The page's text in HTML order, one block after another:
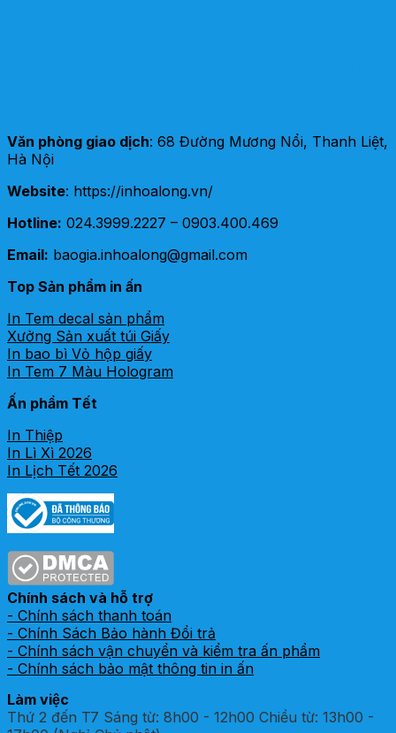
Văn phòng giao dịch: 68 Đường Mương Nổi, Thanh Liệt,
Hà Nội
Website: https://inhoalong.vn/
Hotline: 024.3999.2227 – 0903.400.469
Email: baogia.inhoalong@gmail.com
Top Sản phẩm in ấn
In Tem decal sản phẩm
Xưởng Sản xuất túi Giấy
In bao bì Vỏ hộp giấy
In Tem 7 Màu Hologram
Ấn phẩm Tết
In Thiệp
In Lì Xì 2026
In Lịch Tết 2026
Chính sách và hỗ trợ
- Chính sách thanh toán
- Chính Sách Bảo hành Đổi trả
- Chính sách vận chuyển và kiểm tra ấn phẩm
- Chính sách bảo mật thông tin in ấn
Làm việc
Thứ 2 đến T7 Sáng từ: 8h00 - 12h00 Chiều từ: 13h00 -